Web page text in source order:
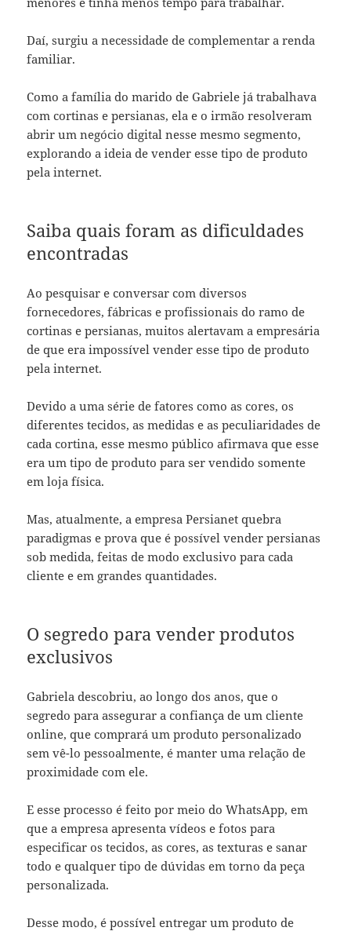
Daí, surgiu a necessidade de complementar a renda
familiar.
Como a família do marido de Gabriele já trabalhava
com cortinas e persianas, ela e o irmão resolveram
abrir um negócio digital nesse mesmo segmento,
explorando a ideia de vender esse tipo de produto
pela internet.
Saiba quais foram as dificuldades
encontradas
Ao pesquisar e conversar com diversos
fornecedores, fábricas e profissionais do ramo de
cortinas e persianas, muitos alertavam a empresária
de que era impossível vender esse tipo de produto
pela internet.
Devido a uma série de fatores como as cores, os
diferentes tecidos, as medidas e as peculiaridades de
cada cortina, esse mesmo público afirmava que esse
era um tipo de produto para ser vendido somente
em loja física.
Mas, atualmente, a empresa Persianet quebra
paradigmas e prova que é possível vender persianas
sob medida, feitas de modo exclusivo para cada
cliente e em grandes quantidades.
O segredo para vender produtos
exclusivos
Gabriela descobriu, ao longo dos anos, que o
segredo para assegurar a confiança de um cliente
online, que comprará um produto personalizado
sem vê-lo pessoalmente, é manter uma relação de
proximidade com ele.
E esse processo é feito por meio do WhatsApp, em
que a empresa apresenta vídeos e fotos para
especificar os tecidos, as cores, as texturas e sanar
todo e qualquer tipo de dúvidas em torno da peça
personalizada.
Desse modo, é possível entregar um produto de